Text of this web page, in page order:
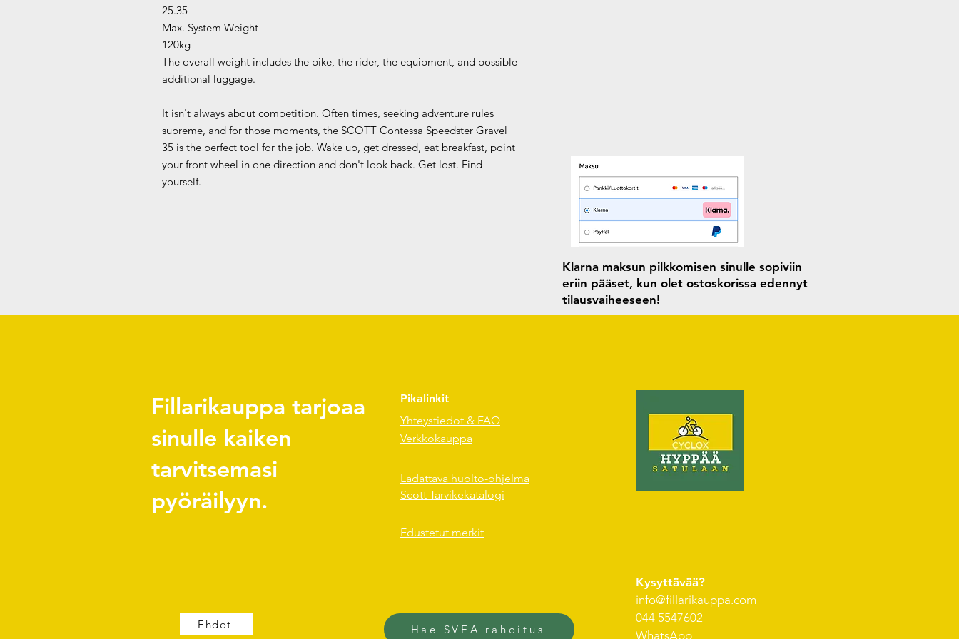
25.35
Max. System Weight
120kg
The overall weight includes the bike, the rider, the equipment, and possible
additional luggage.
It isn't always about competition. Often times, seeking adventure rules
supreme, and for those moments, the SCOTT Contessa Speedster Gravel
35 is the perfect tool for the job. Wake up, get dressed, eat breakfast, point
your front wheel in one direction and don't look back. Get lost. Find
yourself.
Klarna maksun pilkkomisen sinulle sopiviin
eriin pääset, kun olet ostoskorissa edennyt
tilausvaiheeseen!
Fillarikauppa tarjoaa
sinulle kaiken
tarvitsemasi
pyöräilyyn.
Pikalinkit
Yhteystiedot & FAQ
Verkkokauppa
Ladattava huolto-ohjelma
Scott Tarvikekatalogi
Edustetut merkit
Ehdot Hae SVEA rahoitus
Kysyttävää?
info@fillarikauppa.com
044 5547602
WhatsApp